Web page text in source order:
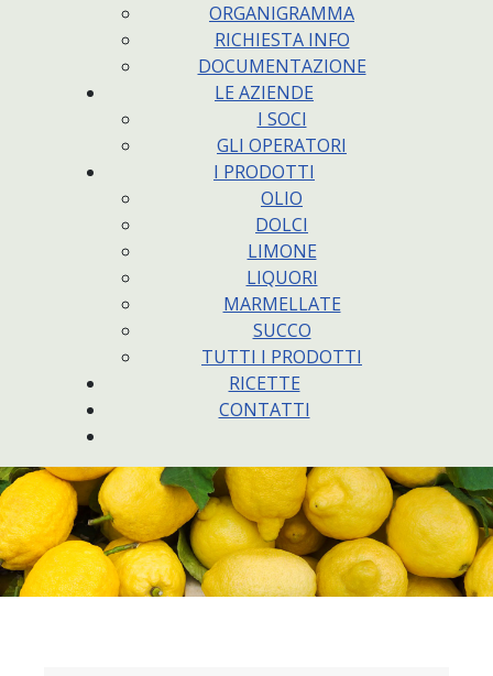
ORGANIGRAMMA
RICHIESTA INFO
DOCUMENTAZIONE
LE AZIENDE
I SOCI
GLI OPERATORI
I PRODOTTI
OLIO
DOLCI
LIMONE
LIQUORI
MARMELLATE
SUCCO
TUTTI I PRODOTTI
RICETTE
CONTATTI